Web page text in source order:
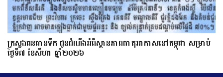
ក្រសួងធនធានទឹក ជូនដំណឹងអំពីស្ថានភាពធាតុអាកាសនៅកម្ពុជា សម្រាប់
ថ្ងៃទី៧ ខែសីហា ឆ្នាំ២០២៦